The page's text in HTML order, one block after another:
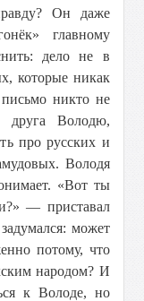
Он даже
главному
дело не в
которые никак
никто не
друга Володю,
про русских и
Володя
«Вот ты
— приставал
может
потому, что
народом? И
к Володе, но